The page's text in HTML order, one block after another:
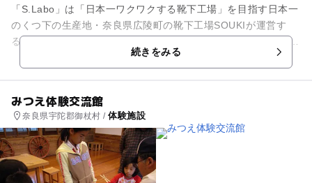
「S.Labo」は「日本一ワクワクする靴下工場」を目指す日本一
のくつ下の生産地・奈良県広陵町の靴下工場SOUKIが運営す
る、子どもから大人まで楽しめるソックスラボラトリー(くつ下
続きをみる
みつえ体験交流館
奈良県宇陀郡御杖村 /体験施設